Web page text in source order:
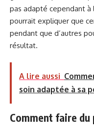
pas adapté cependant
pourrait expliquer que
pendant que d’autres
résultat.
A lire aussi
soin adaptée à sa
Comment faire du